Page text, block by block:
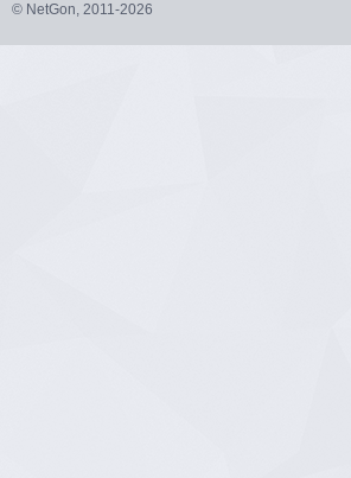
© NetGon, 2011-2026